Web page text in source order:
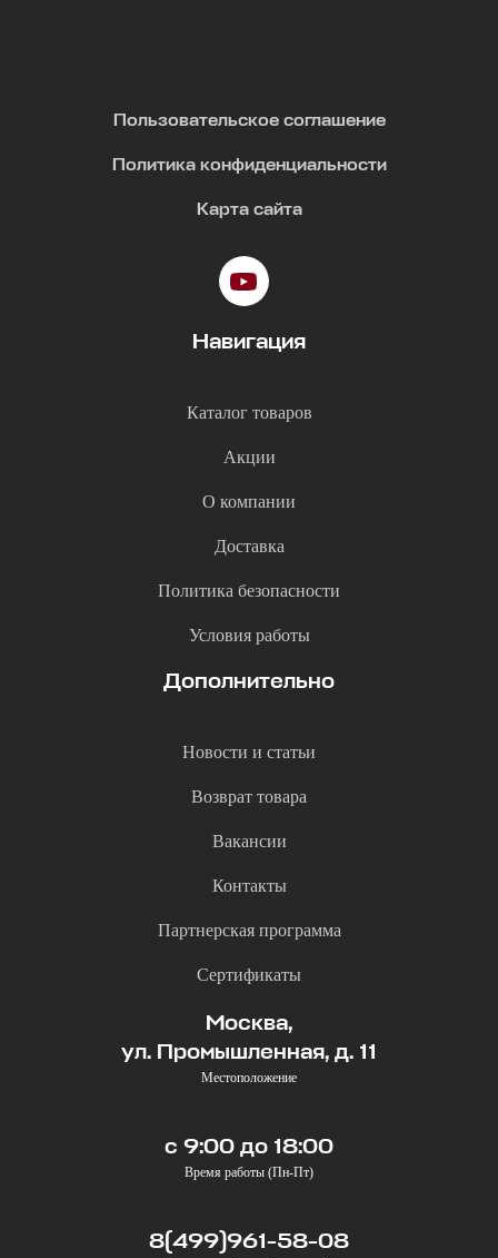
Пользовательское соглашение
Политика конфиденциальности
Карта сайта
Навигация
Каталог товаров
Акции
О компании
Доставка
Политика безопасности
Условия работы
Дополнительно
Новости и статьи
Возврат товара
Вакансии
Контакты
Партнерская программа
Сертификаты
Москва,
ул. Промышленная, д. 11
Местоположение
с 9:00 до 18:00
Время работы (Пн-Пт)
8(499)961-58-08